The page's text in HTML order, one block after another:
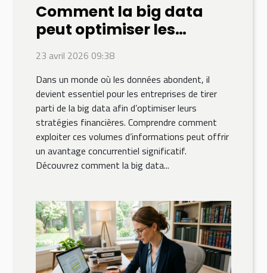
Comment la big data
peut optimiser les
stratégies financières de
votre entreprise ?
23 avril 2026 09:38
Dans un monde où les données abondent, il
devient essentiel pour les entreprises de tirer
parti de la big data afin d’optimiser leurs
stratégies financières. Comprendre comment
exploiter ces volumes d’informations peut offrir
un avantage concurrentiel significatif.
Découvrez comment la big data...